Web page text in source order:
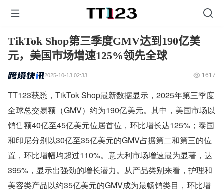
TikTok Shop第三季度GMV达到190亿美
元，美国市场增速125%领先全球
2025-10-13 02:33 1617
TT123获悉，TikTok Shop最新数据显示，2025年第三季度
全球总交易额（GMV）约为190亿美元。其中，美国市场以
销售额40亿至45亿美元位居首位，环比增长达125%；泰国
和印尼分别以30亿至35亿美元的GMV占据第二和第三的位
置，环比增幅均超过110%。意大利市场增速最为显著，达
395%，显示出强劲的增长潜力。从产品类别来看，护理和
美容类产品以约35亿美元的GMV成为最畅销类目，环比增